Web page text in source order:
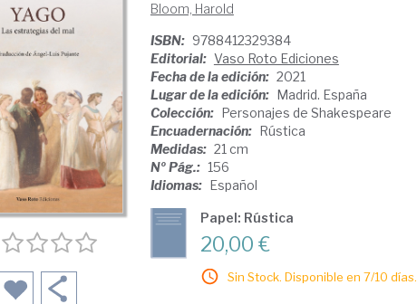
Bloom, Harold
ISBN: 9788412329384
Editorial: Vaso Roto Ediciones
Fecha de la edición: 2021
Lugar de la edición: Madrid. España
Colección: Personajes de Shakespeare
Encuadernación: Rústica
Medidas: 21 cm
Nº Pág.: 156
Idiomas: Español
Papel: Rústica
20,00 €
Sin Stock. Disponible en 7/10 días.